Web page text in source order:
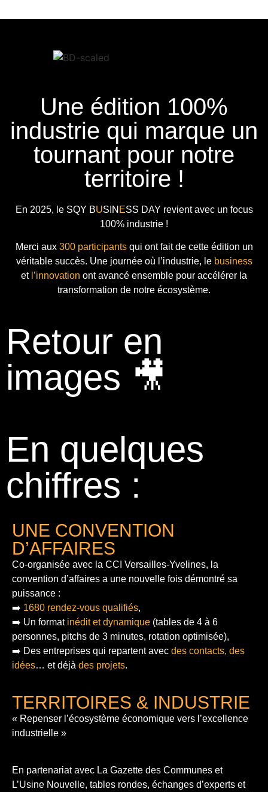
Une édition 100%
industrie qui marque un
tournant pour notre
territoire !
En 2025, le SQY BUSIN ESS DAY revient avec un focus
100% industrie !
Merci aux 300 participantsqui ont fait de cette édition un
véritable succès. Une journée où l’industrie, le business
et l’innovation ont avancé ensemble pour accélérer la
transformation de notre écosystème.
Retour en
images 🎥
En quelques
chiffres :
UNE CONVENTION
D’AFFAIRES
Co-organisée avec la CCI Versailles-Yvelines, la
convention d’affaires a une nouvelle fois démontré sa
puissance :
➡️ 1680 rendez-vous qualifiés,
➡️ Un format inédit et dynamique (tables de 4 à 6
personnes, pitchs de 3 minutes, rotation optimisée),
➡️ Des entreprises qui repartent avec des contacts, des
idées… et déjà des projets.
TERRITOIRES & INDUSTRIE
« Repenser l’écosystème économique vers l’excellence
industrielle »
En partenariat avec La Gazette des Communes et
L’Usine Nouvelle, tables rondes, échanges d’experts et